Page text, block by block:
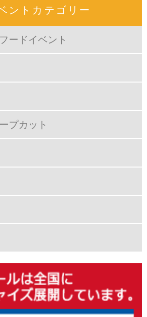
ントカテゴリー
ードイベント
プカット